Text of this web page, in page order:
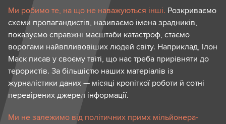
Ми робимо те, на що не наважуються інші. Розкриваємо
схеми пропагандистів, називаємо імена зрадників,
показуємо справжні масштаби катастроф, стаємо
ворогами найвпливовіших людей світу. Наприклад, Ілон
Маск писав у своєму твіті, що нас треба прирівняти до
терористів. За більшістю наших матеріалів із
журналістики даних — місяці кропіткої роботи й сотні
перевірених джерел інформації.
Ми не залежимо від політичних примх мільйонера-